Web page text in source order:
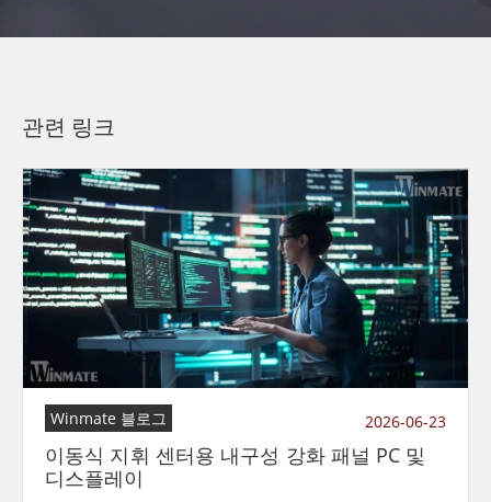
관련 링크
Winmate 블로그 2026-06-23
이동식 지휘 센터용 내구성 강화 패널 PC 및
디스플레이